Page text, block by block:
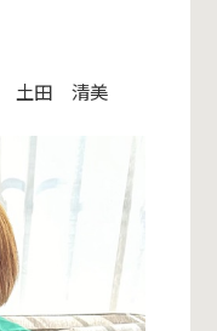
土田 清美